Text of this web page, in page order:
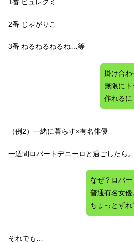
1番 ピュレグミ
2番 じゃがりこ
3番 ねるねるねるね…等
掛け合
無限に
作れるに
（例2）一緒に暮らす×有名俳優
一週間ロバートデニーロと過ごしたら。
なぜ？ロバ
普通有名女優
ちょっとず
それでも…